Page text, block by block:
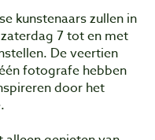
kunstenaars zullen in
7 tot en met
De veertien
fotografe hebben
door het